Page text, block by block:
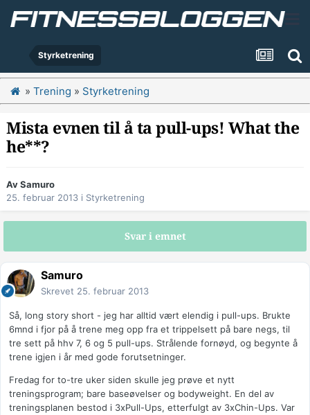
Styrketrening
» Trening » Styrketrening
Mista evnen til å ta pull-ups! What the
he**?
AvSamuro
25. februar 2013 i Styrketrening
Svar i emnet
Samuro
Skrevet 25. februar 2013
Så, long story short - jeg har alltid vært elendig i pull-ups. Brukte
6mnd i fjor på å trene meg opp fra et trippelsett på bare negs, til
tre sett på hhv 7, 6 og 5 pull-ups. Strålende fornøyd, og begynte å
trene igjen i år med gode forutsetninger.
Fredag for to-tre uker siden skulle jeg prøve et nytt
treningsprogram; bare baseøvelser og bodyweight. En del av
treningsplanen bestod i 3xPull-Ups, etterfulgt av 3xChin-Ups. Var